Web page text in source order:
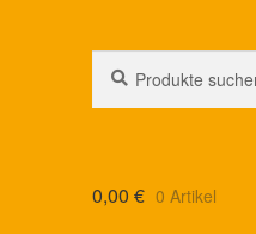
nach:
0,00 € 0 Artikel